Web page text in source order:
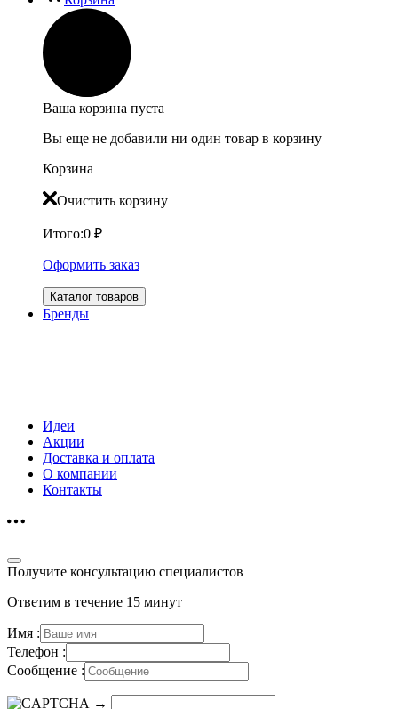
Ваша корзина пуста
Вы еще не добавили ни один товар в корзину
Корзина
Очистить корзину
Итого:0 ₽
Оформить заказ
Каталог товаров
Бренды
Идеи
Акции
Доставка и оплата
О компании
Контакты
Получите консультацию специалистов
Ответим в течение 15 минут
Имя :
Телефон :
Сообщение :
→